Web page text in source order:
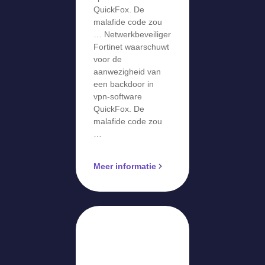
QuickFox. De
malafide code zou
… Netwerkbeveiliger
Fortinet waarschuwt
voor de
aanwezigheid van
een backdoor in
vpn-software
QuickFox. De
malafide code zou
…
Meer informatie